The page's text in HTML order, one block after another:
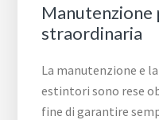
Manutenzione
straordinaria
La manutenzione e
estintori sono rese
fine di garantire